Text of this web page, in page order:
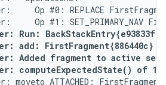
Op #0: REPLACE
Run: BackStackEntry{e93833f}
add: FirstFragment{886440c}
Added fragment to active set
computeExpectedState() of 1